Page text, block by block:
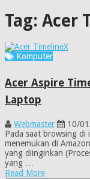
Tag: Acer
Komputer
Acer Aspire
Laptop
Webmaster
10/
Pada saat browsing
menemukan di
yang diinginkan
yang …
Read More